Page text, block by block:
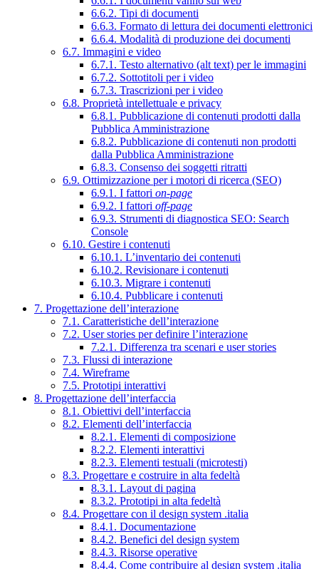
6.6.2. Tipi di documenti
6.6.3. Formato di lettura dei documenti elettronici
6.6.4. Modalità di produzione dei documenti
6.7. Immagini e video
6.7.1. Testo alternativo (alt text) per le immagini
6.7.2. Sottotitoli per i video
6.7.3. Trascrizioni per i video
6.8. Proprietà intellettuale e privacy
6.8.1. Pubblicazione di contenuti prodotti dalla
Pubblica Amministrazione
6.8.2. Pubblicazione di contenuti non prodotti
dalla Pubblica Amministrazione
6.8.3. Consenso dei soggetti ritratti
6.9. Ottimizzazione per i motori di ricerca (SEO)
6.9.1. I fattori on-page
6.9.2. I fattori off-page
6.9.3. Strumenti di diagnostica SEO: Search
Console
6.10. Gestire i contenuti
6.10.1. L’inventario dei contenuti
6.10.2. Revisionare i contenuti
6.10.3. Migrare i contenuti
6.10.4. Pubblicare i contenuti
7. Progettazione dell’interazione
7.1. Caratteristiche dell’interazione
7.2. User stories per definire l’interazione
7.2.1. Differenza tra scenari e user stories
7.3. Flussi di interazione
7.4. Wireframe
7.5. Prototipi interattivi
8. Progettazione dell’interfaccia
8.1. Obiettivi dell’interfaccia
8.2. Elementi dell’interfaccia
8.2.1. Elementi di composizione
8.2.2. Elementi interattivi
8.2.3. Elementi testuali (microtesti)
8.3. Progettare e costruire in alta fedeltà
8.3.1. Layout di pagina
8.3.2. Prototipi in alta fedeltà
8.4. Progettare con il design system .italia
8.4.1. Documentazione
8.4.2. Benefici del design system
8.4.3. Risorse operative
8.4.4. Come contribuire al design system .italia